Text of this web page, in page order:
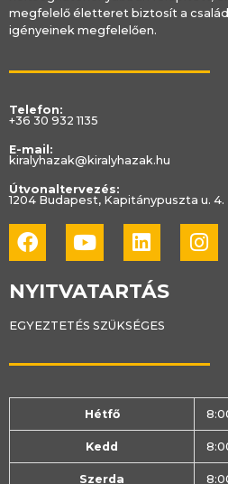
megfelelő életteret biztosít a család
igényeinek megfelelően.
Telefon:
+36 30 932 1135
E-mail:
kiralyhazak@kiralyhazak.hu
Útvonaltervezés:
1204 Budapest, Kapitánypuszta u. 4.
FacebookYoutubeLinkedin
NYITVATARTÁS
EGYEZTETÉS SZÜKSÉGES
Hétfő
Kedd
Szerda